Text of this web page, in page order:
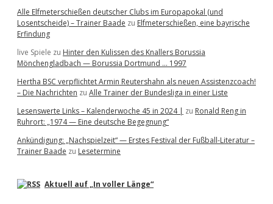
Alle Elfmeterschießen deutscher Clubs im Europapokal (und
Losentscheide) – Trainer Baade zu Elfmeterschießen, eine bayrische
Erfindung
live Spiele zu Hinter den Kulissen des Knallers Borussia
Mönchengladbach — Borussia Dortmund … 1997
Hertha BSC verpflichtet Armin Reutershahn als neuen Assistenzcoach!
– Die Nachrichten zu Alle Trainer der Bundesliga in einer Liste
Lesenswerte Links – Kalenderwoche 45 in 2024 | zu Ronald Reng in
Ruhrort: „1974 — Eine deutsche Begegnung“
Ankündigung: „Nachspielzeit“ — Erstes Festival der Fußball-Literatur –
Trainer Baade zu Lesetermine
Aktuell auf „In voller Länge“